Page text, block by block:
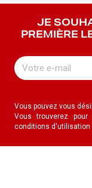
JE
PREMIÈRE
Vous pouvez vous
Vous trouverez
conditions d'utilisation